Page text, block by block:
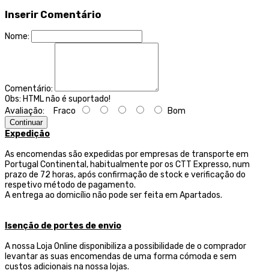
Inserir Comentário
Nome:
Comentário:
Obs: HTML não é suportado!
Avaliação: Fraco Bom
Continuar
Expedição
As encomendas são expedidas por empresas de transporte em
Portugal Continental, habitualmente por os CTT Expresso,num
prazo de 72 horas, após confirmação de stock e verificação do
respetivo método de pagamento.
A entrega ao domicílio não pode ser feita em Apartados.
Isenção de portes de envio
A nossa Loja Online disponibiliza a possibilidade de o comprador
levantar as suas encomendas de uma forma cómoda e sem
custos adicionais na nossa lojas.